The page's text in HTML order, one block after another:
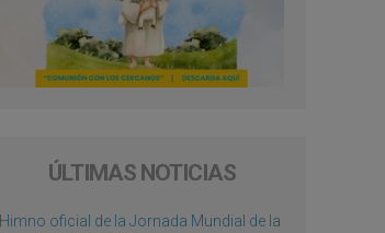
ÚLTIMAS NOTICIAS
Himno oficial de la Jornada Mundial de la